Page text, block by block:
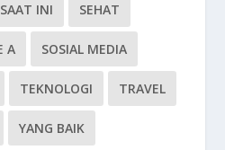
SAAT INI SEHAT
A SOSIAL MEDIA
TEKNOLOGI TRAVEL
YANG BAIK